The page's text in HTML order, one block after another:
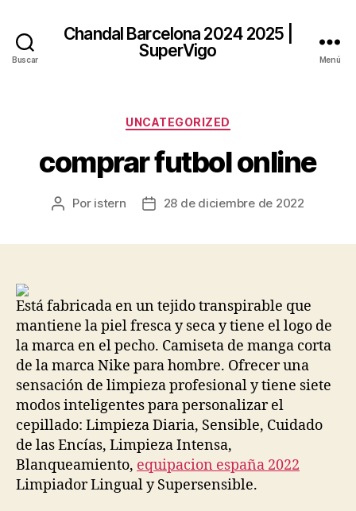
Buscar
Chandal Barcelona 2024 2025 |
SuperVigo
Menú
Categorías
UNCATEGORIZED
comprar futbol online
Autor
Por istern
Fecha28 de diciembre de 2022
Está fabricada en un tejido transpirable que
mantiene la piel fresca y seca y tiene el logo de
la marca en el pecho. Camiseta de manga corta
de la marca Nike para hombre. Ofrecer una
sensación de limpieza profesional y tiene siete
modos inteligentes para personalizar el
cepillado: Limpieza Diaria, Sensible, Cuidado
de las Encías, Limpieza Intensa,
Blanqueamiento, equipacion españa 2022
Limpiador Lingual y Supersensible.